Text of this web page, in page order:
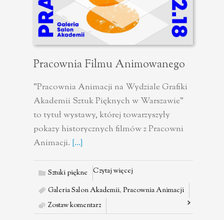
Pracownia Filmu Animowanego
"Pracownia Animacji na Wydziale Grafiki
Akademii Sztuk Pięknych w Warszawie"
to tytuł wystawy, której towarzyszyły
pokazy historycznych filmów z Pracowni
Animacji. [...]
Sztuki piękne
Galeria Salon Akademii, Pracownia Animacji
Zostaw komentarz
Czytaj więcej